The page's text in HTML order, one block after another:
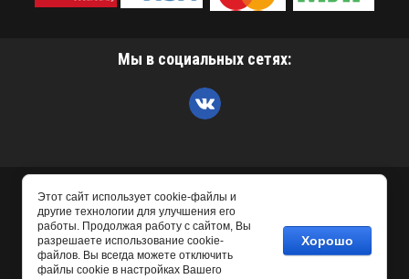
Мы в социальных сетях:
Этот сайт использует cookie-файлы и
другие технологии для улучшения его
работы. Продолжая работу с сайтом, Вы
разрешаете использование cookie-
файлов. Вы всегда можете отключить
файлы cookie в настройках Вашего
Хорошо